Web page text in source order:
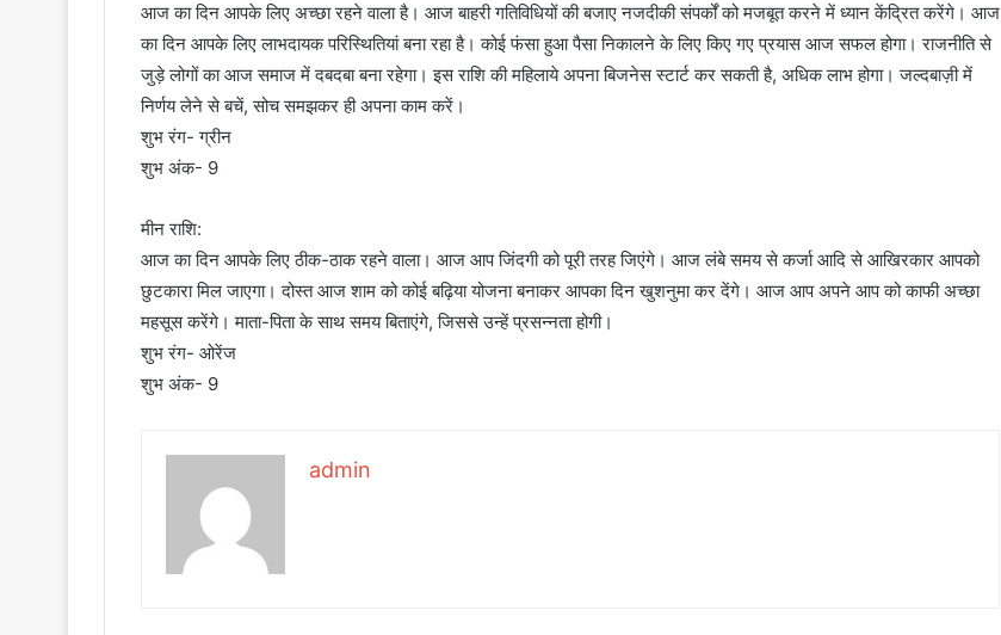
आज का दिन आपके लिए अच्छा रहने वाला है। आज बाहरी गतिविधियों की बजाए नजदीकी संपर्कों को मजबूत करने में ध्यान केंद्रित करेंगे। आज
का दिन आपके लिए लाभदायक परिस्थितियां बना रहा है। कोई फंसा हुआ पैसा निकालने के लिए किए गए प्रयास आज सफल होगा। राजनीति से
जुड़े लोगों का आज समाज में दबदबा बना रहेगा। इस राशि की महिलाये अपना बिजनेस स्टार्ट कर सकती है, अधिक लाभ होगा। जल्दबाज़ी में
निर्णय लेने से बचें, सोच समझकर ही अपना काम करें।
शुभ रंग- ग्रीन
शुभ अंक- 9
मीन राशि:
आज का दिन आपके लिए ठीक-ठाक रहने वाला। आज आप जिंदगी को पूरी तरह जिएंगे। आज लंबे समय से कर्जा आदि से आखिरकार आपको
छुटकारा मिल जाएगा। दोस्त आज शाम को कोई बढ़िया योजना बनाकर आपका दिन खुशनुमा कर देंगे। आज आप अपने आप को काफी अच्छा
महसूस करेंगे। माता-पिता के साथ समय बिताएंगे, जिससे उन्हें प्रसन्नता होगी।
शुभ रंग- ओरेंज
शुभ अंक- 9
admin